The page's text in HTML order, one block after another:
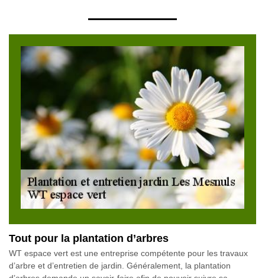
Tout pour la plantation d’arbres
WT espace vert est une entreprise compétente pour les travaux
d’arbre et d’entretien de jardin. Généralement, la plantation